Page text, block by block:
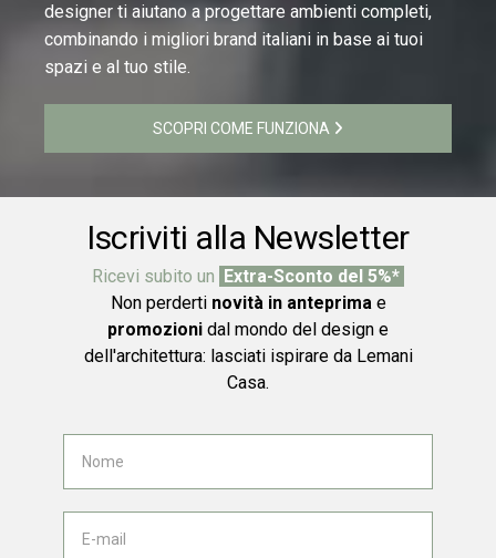
designer ti aiutano a progettare ambienti completi,
combinando i migliori brand italiani in base ai tuoi
spazi e al tuo stile.
SCOPRI COME FUNZIONA
Iscriviti alla Newsletter
Ricevi subito un Extra-Sconto del 5%*
Non perderti novità in anteprima e
promozioni dal mondo del design e
dell'architettura: lasciati ispirare da Lemani
Casa.